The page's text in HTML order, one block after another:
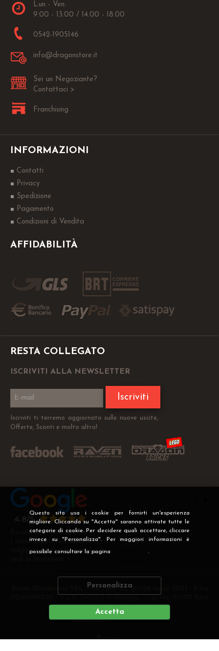
Questo sito usa i cookie per fornirti un'esperienza
migliore. Cliccando su "Accetta" saranno attivate tutte le
categorie di cookie. Per decidere quali accettare, cliccare
invece su "Personalizza". Per maggiori informazioni è
possibile consultare la pagina .
Personalizza
Accetta
Lun - Ven:
9.00 - 13.00 / 14.00 - 18.00
0542-1905146
info@dragonstore.it
Sei un Negoziante?
Contattaci >
Franchising
INFORMAZIONI
Contatti
Privacy
Spedizione
Pagamento
Condizioni di Vendita
AFFIDABILITÀ
RESTA COLLEGATO
ISCRIVITI ALLA NEWSLETTER
Iscriviti
Iscriviti ti terremo aggiornato sulle nuove uscite,
Offerte, Sconti e molto altro!
Recensioni Verificate
I nostri clienti soddisfatti
valgono più di mille parole
Raven Distribution SRL - Via Fanin 30, 40026 Imola (BO) - P.Iva
i.v
DEVELOPERCREATIVE WEB
Privacy